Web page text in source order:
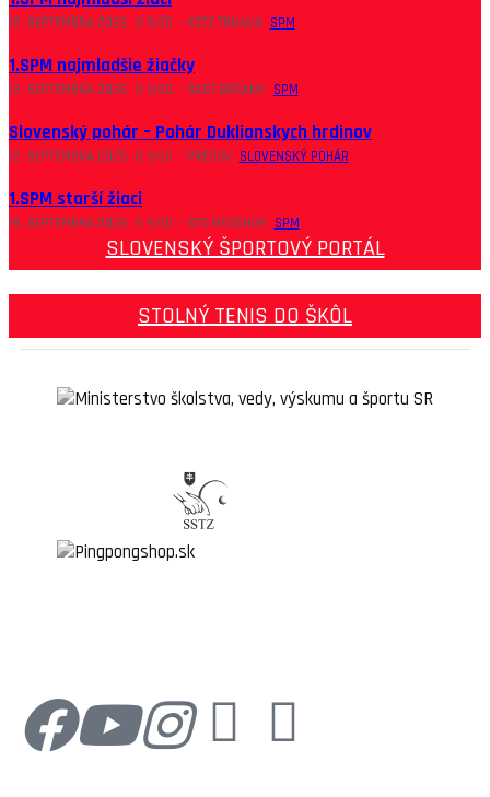
12. SEPTEMBRA 2026 O 9:00 - KSTZ TRNAVA SPM
1.SPM najmladšie žiačky
12. SEPTEMBRA 2026 O 9:00 - ŠKST BOŠANY SPM
Slovenský pohár – Pohár Duklianskych hrdinov
12. SEPTEMBRA 2026 O 9:00 - PREŠOV SLOVENSKÝ POHÁR
1.SPM starší žiaci
19. SEPTEMBRA 2026 O 9:00 - STO MOČENOK SPM
SLOVENSKÝ ŠPORTOVÝ PORTÁL
STOLNÝ TENIS DO ŠKÔL